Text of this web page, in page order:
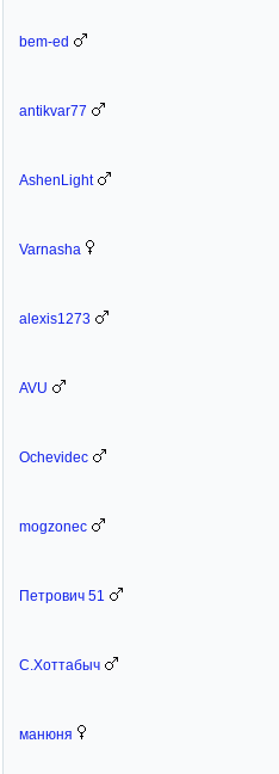
bem-ed
antikvar77
AshenLight
Varnasha
alexis1273
AVU
Ochevidec
mogzonec
Петрович 51
C.Хоттабыч
манюня